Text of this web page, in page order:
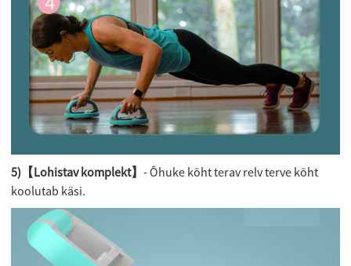
5)【Lohistav komplekt】- Õhuke kõht terav relv terve kõht
koolutab käsi.